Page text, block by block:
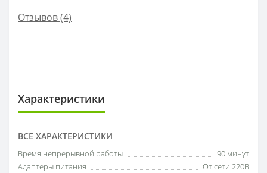
Отзывов (4)
Характеристики
ВСЕ ХАРАКТЕРИСТИКИ
Время непрерывной работы
90 минут
Адаптеры питания
От сети 220В